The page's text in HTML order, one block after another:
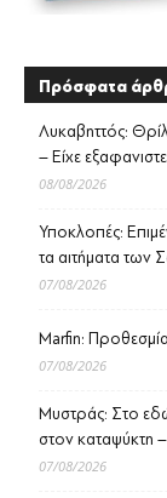
Πρόσφατα
Λυκαβηττός:
– Είχε
08/08/2026
Υποκλοπές:
τα αιτήματα των
07/08/2026
Marfin:
07/08/2026
Μυστράς: Στο
στον καταψύκτη
07/08/2026